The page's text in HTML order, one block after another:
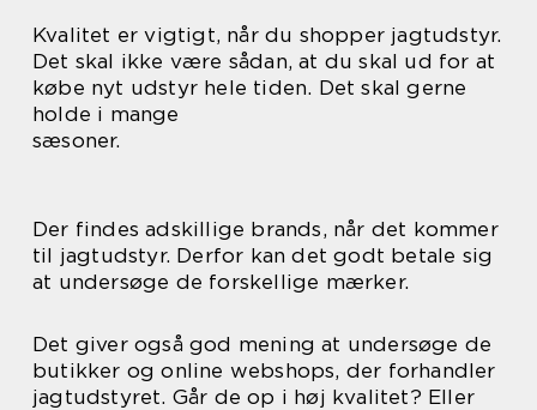
Kvalitet er vigtigt, når du shopper jagtudstyr.
Det skal ikke være sådan, at du skal ud for at
købe nyt udstyr hele tiden. Det skal gerne
holde i mange
sæsoner.
Der findes adskillige brands, når det kommer
til jagtudstyr. Derfor kan det godt betale sig
at undersøge de forskellige mærker.
Det giver også god mening at undersøge de
butikker og online webshops, der forhandler
jagtudstyret. Går de op i høj kvalitet? Eller